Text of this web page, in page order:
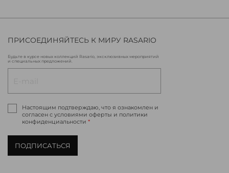
ПРИСОЕДИНЯЙТЕСЬ К МИРУ RASARIO
Будьте в курсе новых коллекций Rasario, эксклюзивных мероприятий
и специальных предложений.
Настоящим подтверждаю, что я ознакомлен и
согласен с условиями оферты и политики
конфиденциальности *
ПОДПИСАТЬСЯ